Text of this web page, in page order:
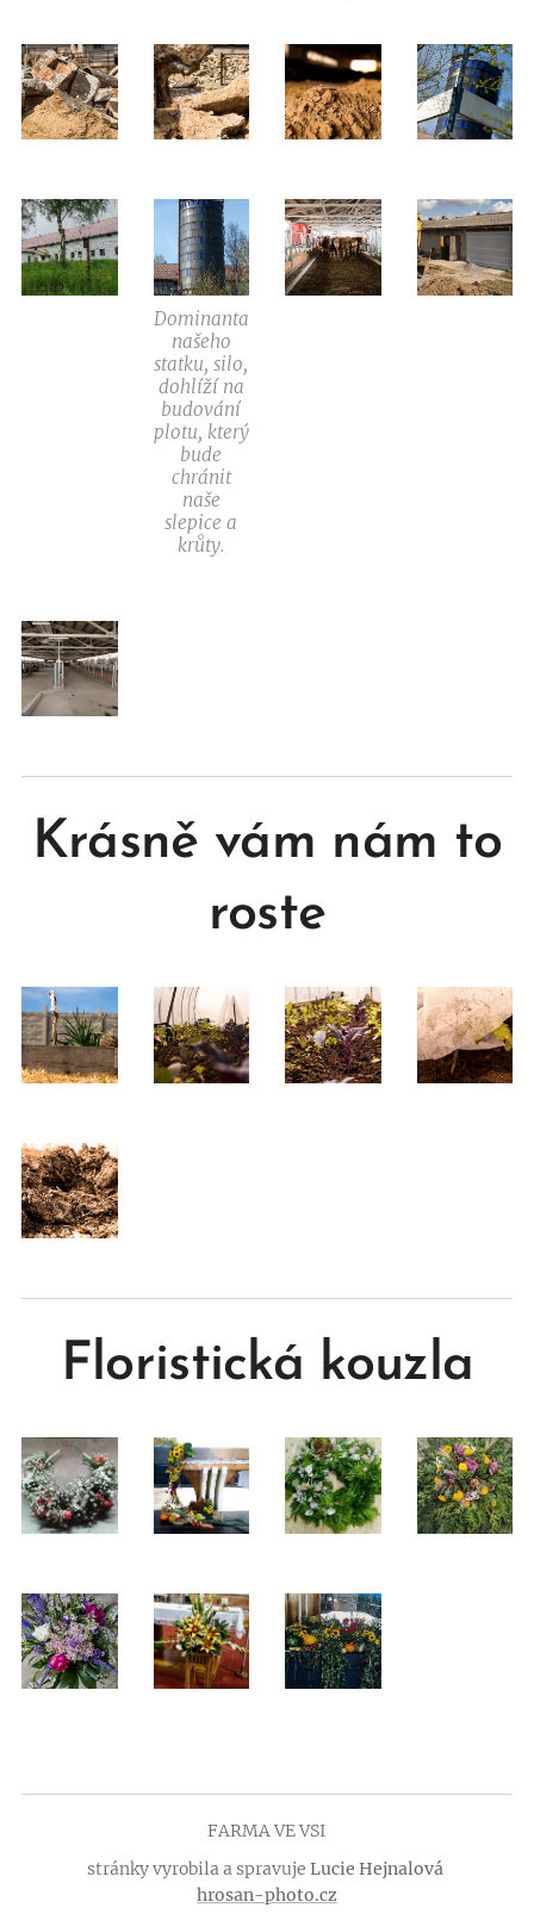
Dominanta
našeho
statku, silo,
dohlíží na
budování
plotu, který
bude
chránit
naše
slepice a
krůty.
Krásně vám nám to
roste
Floristická kouzla
FARMA VE VSI
stránky vyrobila a spravuje Lucie Hejnalová
hrosan-photo.cz